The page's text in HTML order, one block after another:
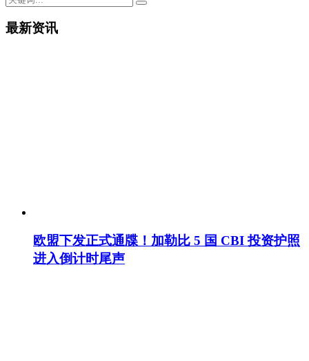
最新资讯
欧盟下发正式通牒！加勒比 5 国 CBI 投资护照
进入倒计时尾声